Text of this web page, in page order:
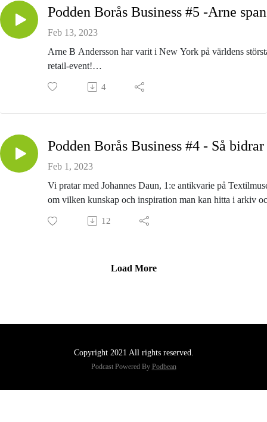
Feb 13, 2023
Arne B Andersson har varit i New York på världens
retail-event!
Vilka slutsatser tog han med sig från detta?
Hur ser trenderna ut i branschen?
4
Feb 1, 2023
Vi pratar med Johannes Daun, 1:e antikvarie på
om vilken kunskap och inspiration man kan hitta i arkiv
samlingar och hur man går tillväga för att få tillgång till
Låt det textila arvet skapa förutsättningar för
12
Load More
Copyright 2021 All rights reserved.
Podcast Powered By Podbean